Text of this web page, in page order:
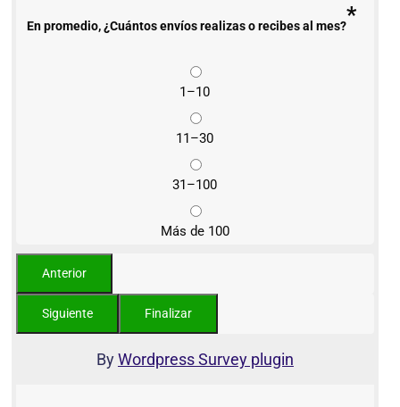
En promedio, ¿Cuántos envíos realizas o recibes al mes?*
1–10
11–30
31–100
Más de 100
ByWordpress Survey plugin